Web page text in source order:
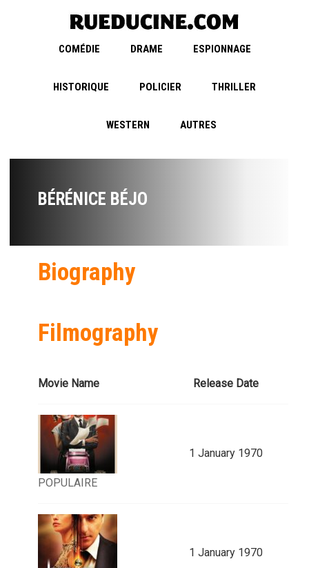
COMÉDIE DRAME ESPIONNAGE
HISTORIQUE POLICIER THRILLER
WESTERN AUTRES
BÉRÉNICE BÉJO
Biography
Filmography
Movie Name Release Date
POPULAIRE
1 January 1970
1 January 1970